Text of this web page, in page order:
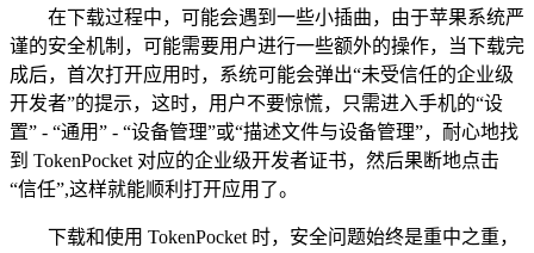
在下载过程中，可能会遇到一些小插曲，由于苹果系统严
谨的安全机制，可能需要用户进行一些额外的操作，当下载完
成后，首次打开应用时，系统可能会弹出“未受信任的企业级
开发者”的提示，这时，用户不要惊慌，只需进入手机的“设
置” - “通用” - “设备管理”或“描述文件与设备管理”，耐心地找
到 TokenPocket 对应的企业级开发者证书，然后果断地点击
“信任”,这样就能顺利打开应用了。
下载和使用 TokenPocket 时，安全问题始终是重中之重，